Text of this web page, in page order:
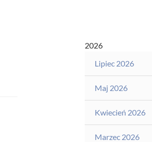
2026
Lipiec 2026
Maj 2026
Kwiecień 2026
Marzec 2026